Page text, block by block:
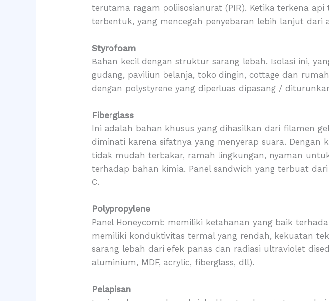
terutama ragam poliisosianurat (PIR). Ketika terkena
terbentuk, yang mencegah penyebaran lebih lanjut
Styrofoam
Bahan kecil dengan struktur sarang lebah. Isolasi ini,
gudang, paviliun belanja, toko dingin, cottage dan
dengan polystyrene yang diperluas dipasang /
Fiberglass
Ini adalah bahan khusus yang dihasilkan dari filamen
diminati karena sifatnya yang menyerap suara.
tidak mudah terbakar, ramah lingkungan, nyaman
terhadap bahan kimia. Panel sandwich yang terbuat
C.
Polypropylene
Panel Honeycomb memiliki ketahanan yang baik
memiliki konduktivitas termal yang rendah, kekuatan
sarang lebah dari efek panas dan radiasi ultraviolet
aluminium, MDF, acrylic, fiberglass, dll).
Pelapisan